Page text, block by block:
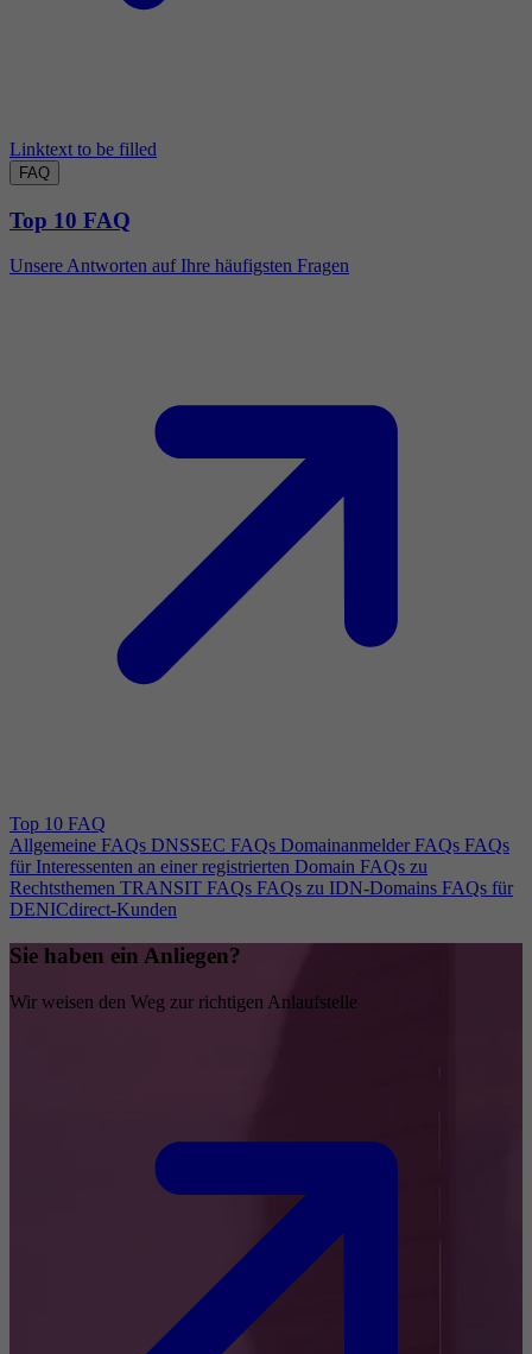
Linktext to be filled
FAQ
Top 10 FAQ
Unsere Antworten auf Ihre häufigsten Fragen
Top 10 FAQ
Allgemeine FAQs DNSSEC FAQs Domainanmelder FAQs FAQs
für Interessenten an einer registrierten Domain FAQs zu
Rechtsthemen TRANSIT FAQs FAQs zu IDN-Domains FAQs für
DENICdirect-Kunden
Sie haben ein Anliegen?
Wir weisen den Weg zur richtigen Anlaufstelle